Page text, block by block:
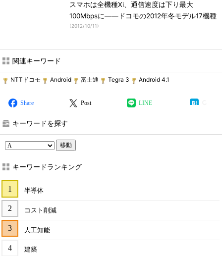
スマホは全機種Xi、通信速度は下り最大
100Mbpsに――ドコモの2012年冬モデル17機種
(2012/10/11)
関連キーワード
NTTドコモ Android 富士通 Tegra 3 Android 4.1
Share Post LINE
キーワードを探す
移動
キーワードランキング
半導体
コスト削減
人工知能
建築